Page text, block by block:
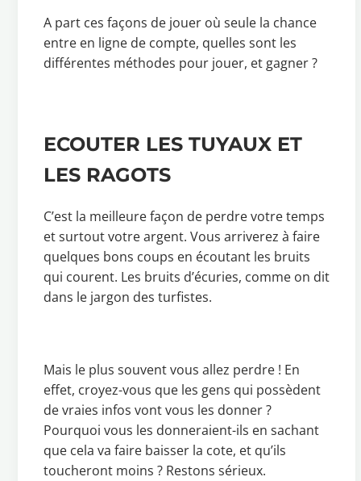
A part ces façons de jouer où seule la chance
entre en ligne de compte, quelles sont les
différentes méthodes pour jouer, et gagner ?
ECOUTER LES TUYAUX ET
LES RAGOTS
C’est la meilleure façon de perdre votre temps
et surtout votre argent. Vous arriverez à faire
quelques bons coups en écoutant les bruits
qui courent. Les bruits d’écuries, comme on dit
dans le jargon des turfistes.
Mais le plus souvent vous allez perdre ! En
effet, croyez-vous que les gens qui possèdent
de vraies infos vont vous les donner ?
Pourquoi vous les donneraient-ils en sachant
que cela va faire baisser la cote, et qu’ils
toucheront moins ? Restons sérieux.